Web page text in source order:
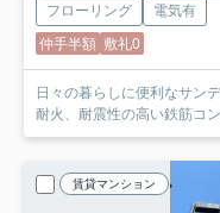
フローリング
電気有
仲手半額 敷礼0
日々の暮らしに便利なサン
耐火、耐震性の高い鉄筋コ
賃貸マンション